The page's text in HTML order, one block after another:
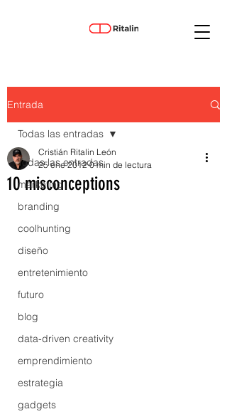
Entrada
Todas las entradas
marketing
branding
coolhunting
diseño
entretenimiento
futuro
blog
data-driven creativity
emprendimiento
estrategia
gadgets
Todas las entradas
10 misconceptions
Cristián Ritalin León
25 ene 2012 0 min de lectura